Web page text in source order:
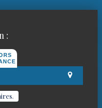
VTC
: